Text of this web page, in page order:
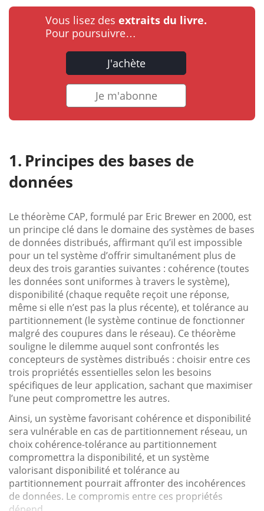
Vous lisez des extraits du livre.
Pour poursuivre…
J'achète
Je m'abonne
Principes des bases de
données
Le théorème CAP, formulé par Eric Brewer en 2000, est
un principe clé dans le domaine des systèmes de bases
de données distribués, affirmant qu’il est impossible
pour un tel système d’offrir simultanément plus de
deux des trois garanties suivantes : cohérence (toutes
les données sont uniformes à travers le système),
disponibilité (chaque requête reçoit une réponse,
même si elle n’est pas la plus récente), et tolérance au
partitionnement (le système continue de fonctionner
malgré des coupures dans le réseau). Ce théorème
souligne le dilemme auquel sont confrontés les
concepteurs de systèmes distribués : choisir entre ces
trois propriétés essentielles selon les besoins
spécifiques de leur application, sachant que maximiser
l’une peut compromettre les autres.
Ainsi, un système favorisant cohérence et disponibilité
sera vulnérable en cas de partitionnement réseau, un
choix cohérence-tolérance au partitionnement
compromettra la disponibilité, et un système
valorisant disponibilité et tolérance au
partitionnement pourrait affronter des incohérences
de données. Le compromis entre ces propriétés